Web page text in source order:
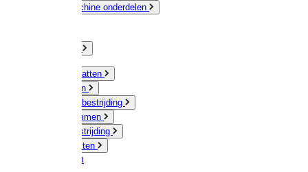
Scheermachine onderdelen
Muizen / Ratten
Drukspuiten
Ongediertebestrijding
Mollenklemmen
Onkruidbestrijding
Vliegenkasten
Meststoffen